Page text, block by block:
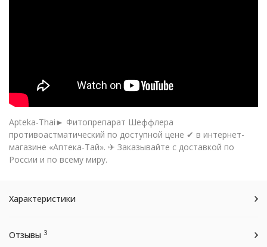
Apteka-Thai► Фитопрепарат Шеффлера
противоастматический по доступной цене ✔ в интернет-
магазине «Аптека-Тай». ✈ Заказывайте с доставкой по
России и по всему миру.
Характеристики
Отзывы 3